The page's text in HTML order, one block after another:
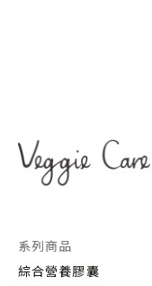
系列商品
綜合營養膠囊